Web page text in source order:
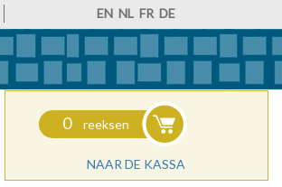
EN NL FR DE
0 reeksen
NAAR DE KASSA